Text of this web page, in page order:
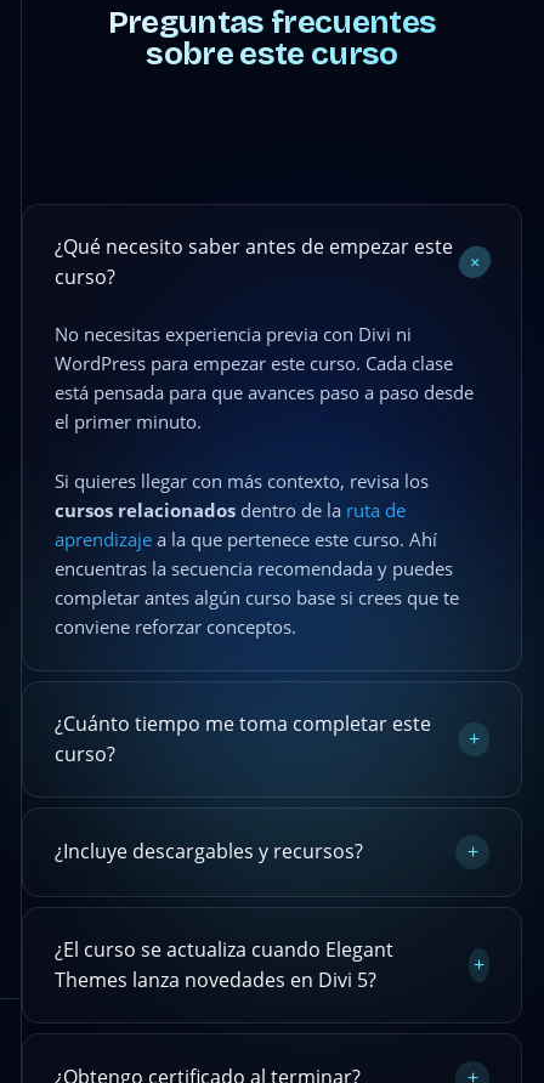
Preguntas frecuentes
sobre este curso
¿Qué necesito saber antes de empezar este
curso?
+
No necesitas experiencia previa con Divi ni
WordPress para empezar este curso. Cada clase
está pensada para que avances paso a paso desde
el primer minuto.
Si quieres llegar con más contexto, revisa los
cursos relacionadosdentro de la ruta de
aprendizajea la que pertenece este curso. Ahí
encuentras la secuencia recomendada y puedes
completar antes algún curso base si crees que te
conviene reforzar conceptos.
¿Cuánto tiempo me toma completar este
curso?
+
¿Incluye descargables y recursos? +
¿El curso se actualiza cuando Elegant
Themes lanza novedades en Divi 5?
+
¿Obtengo certificado al terminar? +